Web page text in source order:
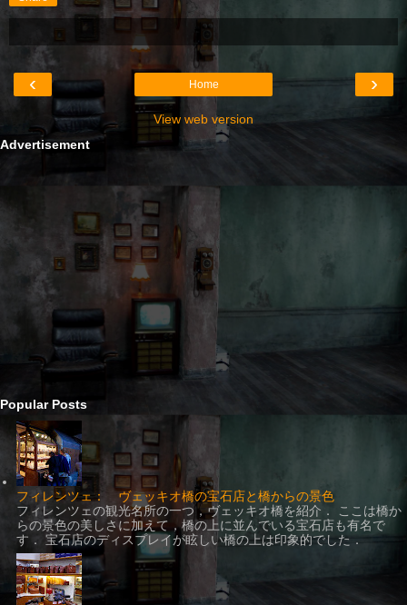
‹ ›
Home
View web version
Advertisement
Popular Posts
フィレンツェ： ヴェッキオ橋の宝石店と橋からの景色
フィレンツェの観光名所の一つ，ヴェッキオ橋を紹介． ここは橋か
らの景色の美しさに加えて，橋の上に並んでいる宝石店も有名で
す． 宝石店のディスプレイが眩しい橋の上は印象的でした．